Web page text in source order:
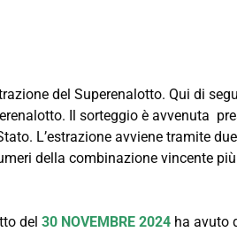
del Superenalotto. Qui di
Il sorteggio è avvenuta
L’estrazione avviene tramite
della combinazione vincente
del 30 NOVEMBRE 2024 ha avuto